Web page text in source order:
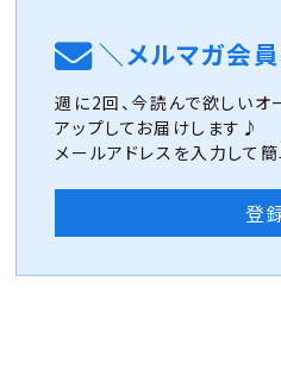
＼メルマガ会
週に2回、今読んで欲しいオ
アップしてお届けします♪
メールアドレスを入力して
登